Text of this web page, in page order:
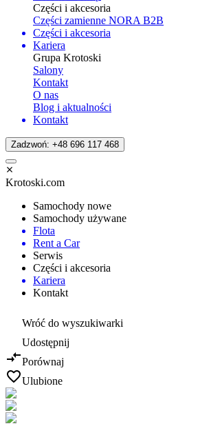
Części i akcesoria
Części zamienne NORA B2B
Części i akcesoria
Kariera
Grupa Krotoski
Salony
Kontakt
O nas
Blog i aktualności
Kontakt
Zadzwoń: +48 696 117 468
Krotoski.com
Samochody nowe
Samochody używane
Flota
Rent a Car
Serwis
Części i akcesoria
Kariera
Kontakt
Wróć do wyszukiwarki
Udostępnij
Porównaj
Ulubione